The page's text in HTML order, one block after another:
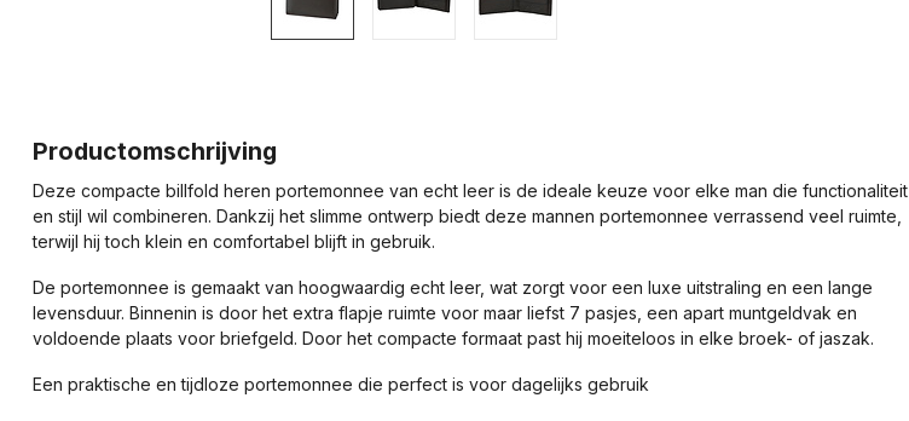
Productomschrijving
Deze compacte billfold heren portemonnee van echt leer is de ideale keuze voor elke man die functionaliteit
en stijl wil combineren. Dankzij het slimme ontwerp biedt deze mannen portemonnee verrassend veel ruimte,
terwijl hij toch klein en comfortabel blijft in gebruik.
De portemonnee is gemaakt van hoogwaardig echt leer, wat zorgt voor een luxe uitstraling en een lange
levensduur. Binnenin is door het extra flapje ruimte voor maar liefst 7 pasjes, een apart muntgeldvak en
voldoende plaats voor briefgeld. Door het compacte formaat past hij moeiteloos in elke broek- of jaszak.
Een praktische en tijdloze portemonnee die perfect is voor dagelijks gebruik